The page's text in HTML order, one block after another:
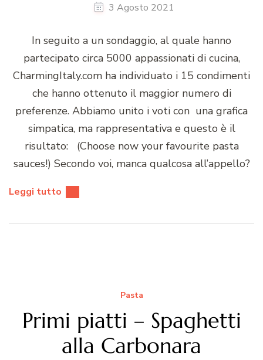
3 Agosto 2021
In seguito a un sondaggio, al quale hanno
partecipato circa 5000 appassionati di cucina,
CharmingItaly.com ha individuato i 15 condimenti
che hanno ottenuto il maggior numero di
preferenze. Abbiamo unito i voti con una grafica
simpatica, ma rappresentativa e questo è il
risultato: (Choose now your favourite pasta
sauces!) Secondo voi, manca qualcosa all’appello?
Leggi tutto
Pasta
Primi piatti – Spaghetti
alla Carbonara